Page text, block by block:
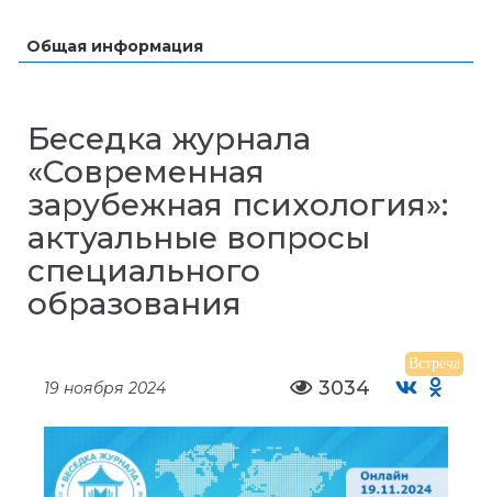
Общая информация
Беседка журнала
«Современная
зарубежная психология»:
актуальные вопросы
специального
образования
Встреча
19 ноября 2024 3034